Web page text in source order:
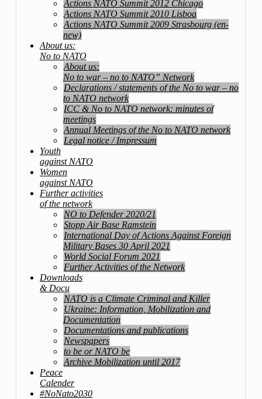
Actions NATO Summit 2012 Chicago
Actions NATO Summit 2010 Lisboa
Actions NATO Summit 2009 Strasbourg (en-
new)
About us:
No to NATO
About us:
No to war – no to NATO” Network
Declarations / statements of the No to war – no
to NATO network
ICC & No to NATO network: minutes of
meetings
Annual Meetings of the No to NATO network
Legal notice / Impressum
Youth
against NATO
Women
against NATO
Further activities
of the network
NO to Defender 2020/21
Stopp Air Base Ramstein
International Day of Actions Against Foreign
Military Bases 30 April 2021
World Social Forum 2021
Further Activities of the Network
Downloads
& Docu
NATO is a Climate Criminal and Killer
Ukraine: Information, Mobilization and
Documentation
Documentations and publications
Newspapers
to be or NATO be
Archive Mobilization until 2017
Peace
Calender
#NoNato2030